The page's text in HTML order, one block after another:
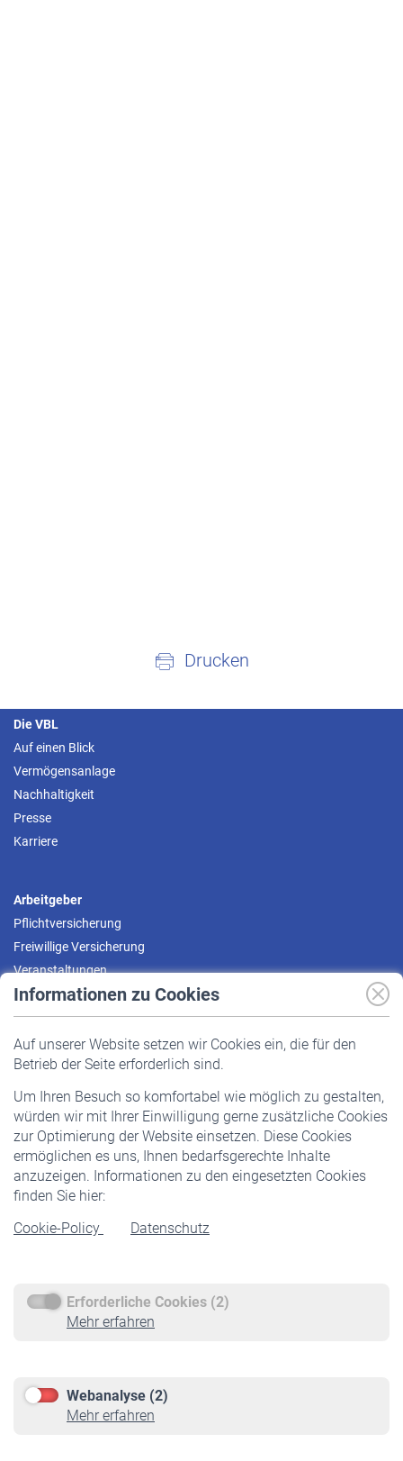
Informationen zu Cookies
Auf unserer Website setzen wir Cookies ein, die für den
Betrieb der Seite erforderlich sind.
Um Ihren Besuch so komfortabel wie möglich zu gestalten,
würden wir mit Ihrer Einwilligung gerne zusätzliche Cookies
zur Optimierung der Website einsetzen. Diese Cookies
ermöglichen es uns, Ihnen bedarfsgerechte Inhalte
anzuzeigen. Informationen zu den eingesetzten Cookies
finden Sie hier:
Cookie-Policy
Datenschutz
Erforderliche Cookies (2)
Mehr erfahren
Webanalyse (2)
Mehr erfahren
Drucken
Die VBL
Auf einen Blick
Vermögensanlage
Nachhaltigkeit
Presse
Karriere
Arbeitgeber
Pflichtversicherung
Freiwillige Versicherung
Veranstaltungen
Pflichtversicherung
Staatliche Förderung
Veranstaltungen
Rentner
Rentenbeginn
Rente beantragen
Service
Informationen
Online-Rechner
VBLnewsletter